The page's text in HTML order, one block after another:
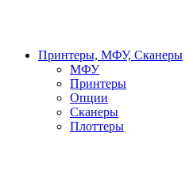
Принтеры, МФУ, Сканеры
МФУ
Принтеры
Опции
Сканеры
Плоттеры